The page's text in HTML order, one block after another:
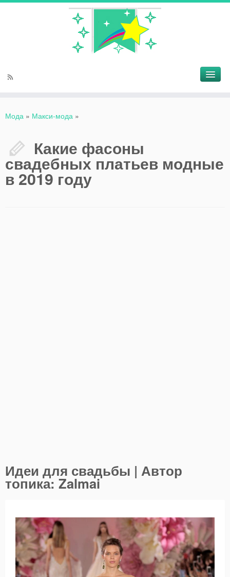
Мода » Макси-мода »
Какие фасоны
свадебных платьев модные
в 2019 году
Идеи для свадьбы | Автор
топика: Zalmai